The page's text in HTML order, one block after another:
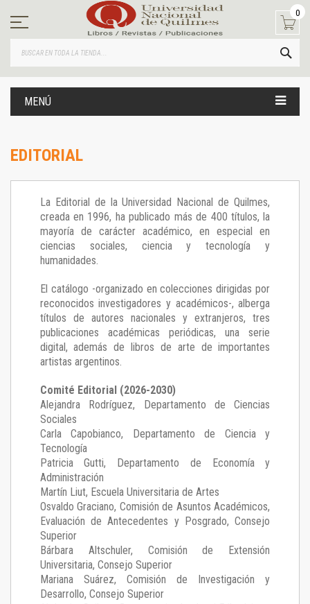
contenido
0
MENÚ
EDITORIAL
La Editorial de la Universidad Nacional de Quilmes,
creada en 1996, ha publicado más de 400 títulos, la
mayoría de carácter académico, en especial en
ciencias sociales, ciencia y tecnología y
humanidades.
El catálogo -organizado en colecciones dirigidas por
reconocidos investigadores y académicos-, alberga
títulos de autores nacionales y extranjeros, tres
publicaciones académicas periódicas, una serie
digital, además de libros de arte de importantes
artistas argentinos.
Comité Editorial (2026-2030)
Alejandra Rodríguez, Departamento de Ciencias
Sociales
Carla Capobianco, Departamento de Ciencia y
Tecnología
Patricia Gutti, Departamento de Economía y
Administración
Martín Liut, Escuela Universitaria de Artes
Osvaldo Graciano, Comisión de Asuntos Académicos,
Evaluación de Antecedentes y Posgrado, Consejo
Superior
Bárbara Altschuler, Comisión de Extensión
Universitaria, Consejo Superior
Mariana Suárez, Comisión de Investigación y
Desarrollo, Consejo Superior